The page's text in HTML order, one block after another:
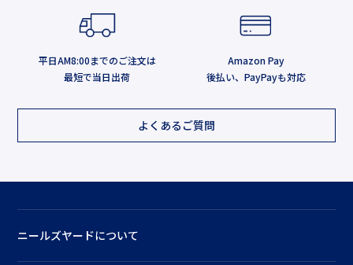
平日AM8:00までのご注文は
最短で当日出荷
Amazon Pay
後払い、PayPayも対応
よくあるご質問
ニールズヤードについて